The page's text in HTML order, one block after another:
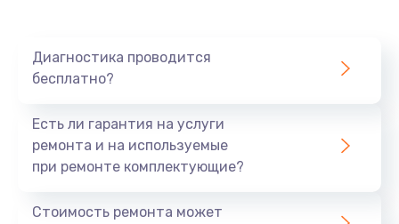
Диагностика проводится
бесплатно?
Есть ли гарантия на услуги
ремонта и на используемые
при ремонте комплектующие?
Стоимость ремонта может